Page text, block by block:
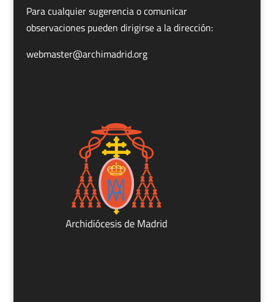
Para cualquier sugerencia o comunicar
observaciones pueden dirigirse a la dirección:
webmaster@archimadrid.org